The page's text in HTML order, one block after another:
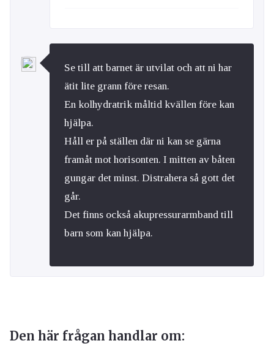
Se till att barnet är utvilat och att ni har
ätit lite grann före resan.
En kolhydratrik måltid kvällen före kan
hjälpa.
Håll er på ställen där ni kan se gärna
framåt mot horisonten. I mitten av båten
gungar det minst. Distrahera så gott det
går.
Det finns också akupressurarmband till
barn som kan hjälpa.
Den här frågan handlar om: